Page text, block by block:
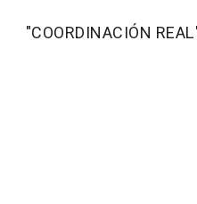
"COORDINACIÓN